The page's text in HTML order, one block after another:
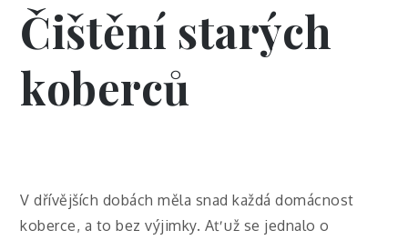
Čištění starých
koberců
V dřívějších dobách měla snad každá domácnost
koberce, a to bez výjimky. Ať už se jednalo o